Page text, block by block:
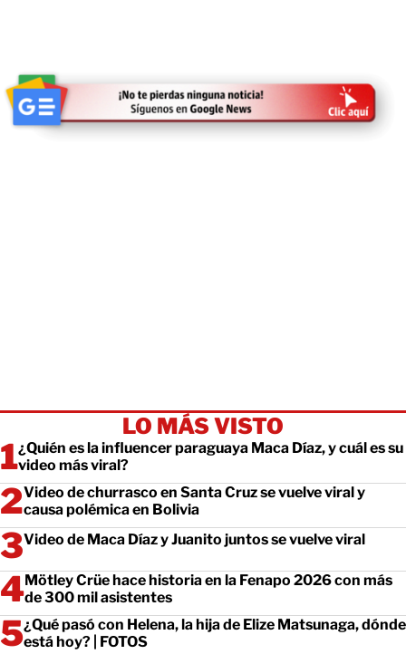
LO MÁS VISTO
¿Quién es la influencer paraguaya Maca Díaz, y cuál es su
video más viral?
Video de churrasco en Santa Cruz se vuelve viral y
causa polémica en Bolivia
Video de Maca Díaz y Juanito juntos se vuelve viral
Mötley Crüe hace historia en la Fenapo 2026 con más
de 300 mil asistentes
¿Qué pasó con Helena, la hija de Elize Matsunaga, dónde
está hoy? | FOTOS